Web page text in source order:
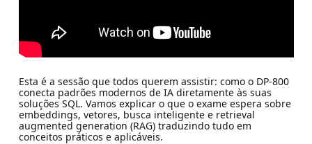
Esta é a sessão que todos querem assistir: como o DP-800
conecta padrões modernos de IA diretamente às suas
soluções SQL. Vamos explicar o que o exame espera sobre
embeddings, vetores, busca inteligente e retrieval
augmented generation (RAG) traduzindo tudo em
conceitos práticos e aplicáveis.